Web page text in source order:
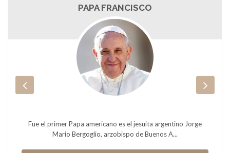
PAPA FRANCISCO
Fue el primer Papa americano es el jesuita argentino Jorge
Mario Bergoglio, arzobispo de Buenos A...